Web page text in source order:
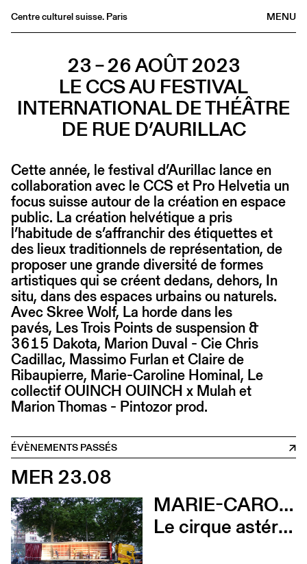
MENU
Centre culturel suisse. Paris
Archives
Médiathèque
Informations
FR/EN
23 – 26 AOÛT 2023
LE CCS AU FESTIVAL
INTERNATIONAL DE THÉÂTRE
DE RUE D’AURILLAC
Cette année, le festival d’Aurillac lance en
collaboration avec le CCS et Pro Helvetia un
focus suisse autour de la création en espace
public. La création helvétique a pris
l’habitude de s’affranchir des étiquettes et
des lieux traditionnels de représentation, de
proposer une grande diversité de formes
artistiques qui se créent dedans, dehors, In
situ, dans des espaces urbains ou naturels.
Avec Skree Wolf, La horde dans les
pavés, Les Trois Points de suspension &
3615 Dakota, Marion Duval - Cie Chris
Cadillac, Massimo Furlan et Claire de
Ribaupierre, Marie-Caroline Hominal, Le
collectif OUINCH OUINCH x Mulah et
Marion Thomas - Pintozor prod.
ÉVÈNEMENTS PASSÉS
MER 23.08
MARIE-CAROLINE HOMINAL
Le cirque astéroïde